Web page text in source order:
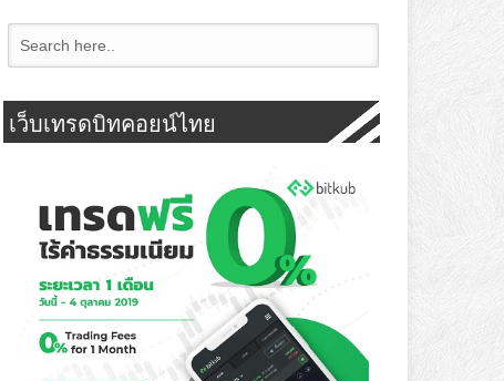
เว็บเทรดบิทคอยน์ไทย